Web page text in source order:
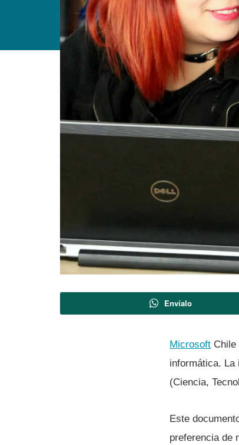
Envíalo
Microsoft Chile
informática.
(Ciencia,
Este
preferencia de